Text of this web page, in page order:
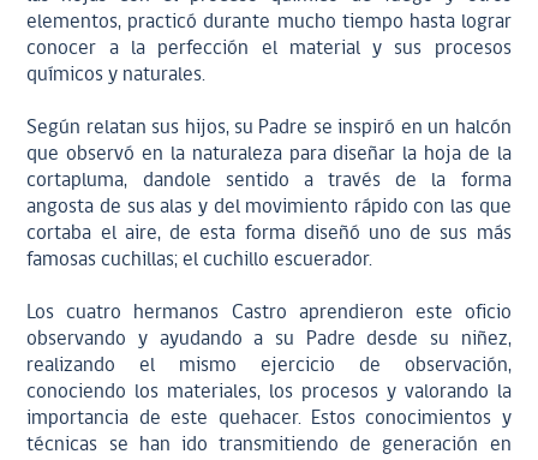
elementos, practicó durante mucho tiempo hasta lograr
conocer a la perfección el material y sus procesos
químicos y naturales.
Según relatan sus hijos, su Padre se inspiró en un halcón
que observó en la naturaleza para diseñar la hoja de la
cortapluma, dandole sentido a través de la forma
angosta de sus alas y del movimiento rápido con las que
cortaba el aire, de esta forma diseñó uno de sus más
famosas cuchillas; el cuchillo escuerador.
Los cuatro hermanos Castro aprendieron este oficio
observando y ayudando a su Padre desde su niñez,
realizando el mismo ejercicio de observación,
conociendo los materiales, los procesos y valorando la
importancia de este quehacer. Estos conocimientos y
técnicas se han ido transmitiendo de generación en